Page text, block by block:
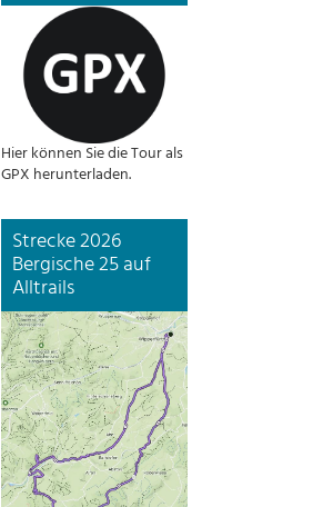
Hier können Sie die Tour als
GPX herunterladen.
Strecke 2026
Bergische 25 auf
Alltrails